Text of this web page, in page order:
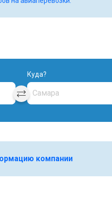
Куда?
компании